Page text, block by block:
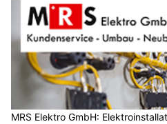
MRS Elektro GmbH: